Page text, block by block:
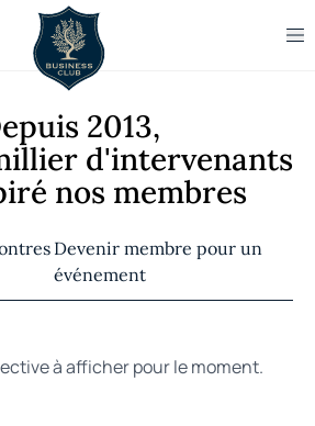
2013,
d'intervenants
nos membres
Devenir membre pour un
événement
à afficher pour le moment.